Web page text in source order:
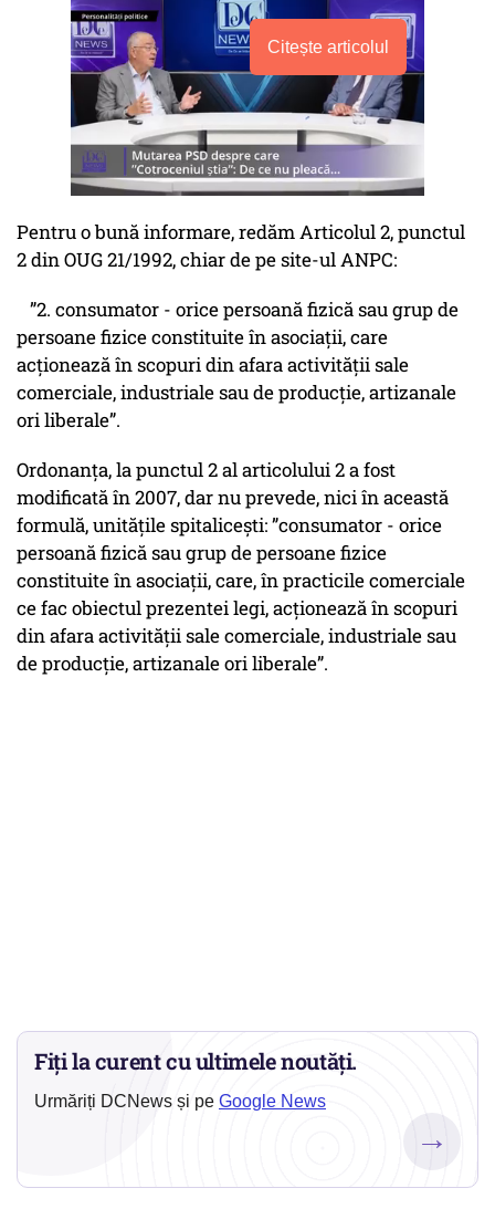
Citește articolul
Pentru o bună informare, redăm Articolul 2, punctul
2 din OUG 21/1992, chiar de pe site-ul ANPC:
”2. consumator - orice persoană fizică sau grup de
persoane fizice constituite în asociaţii, care
acţionează în scopuri din afara activităţii sale
comerciale, industriale sau de producţie, artizanale
ori liberale”.
Ordonanța, la punctul 2 al articolului 2 a fost
modificată în 2007, dar nu prevede, nici în această
formulă, unitățile spitalicești: ”consumator - orice
persoană fizică sau grup de persoane fizice
constituite în asociații, care, în practicile comerciale
ce fac obiectul prezentei legi, acționează în scopuri
din afara activității sale comerciale, industriale sau
de producție, artizanale ori liberale”.
Fiți la curent cu ultimele noutăți.
Urmăriți DCNews și pe Google News
→